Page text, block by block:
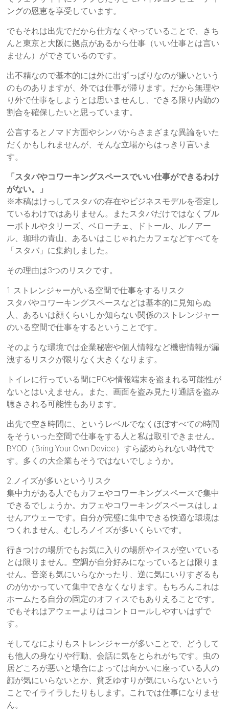
ングの恩恵を享受しています。
でもそれは出先でだから仕方なくやっていることで、きち
んと東京と大阪に拠点があるから仕事（いい仕事とは言い
ません）ができているのです。
出不精なので基本的には外に出ずっぱりなのが嫌いという
のものありますが、外では仕事が滞ります。だから無理や
り外で仕事をしようとは思いませんし、できる限り内勤の
割合を確保したいと思っています。
公言するとノマド方面やシンパからさまざまな異論をいた
だくかもしれませんが、そんな立場からはっきり言いま
す。
「スタバやコワーキングスペースでいい仕事ができるわけ
がない。」
※本稿はけっしてスタバの存在やビジネスモデルを否定し
ているわけではありません。またスタバだけではなくブル
ーボトルやタリーズ、ベローチェ、ドトール、ルノアー
ル、珈琲の青山、あるいはこじゃれたカフェなどすべてを
「スタバ」に集約しました。
その理由は3つのリスクです。
1.ストレンジャーがいる空間で仕事をするリスク
スタバやコワーキングスペースなどは基本的に見知らぬ
人、あるいは顔くらいしか知らない関係のストレンジャー
のいる空間で仕事をするということです。
そのような環境では企業秘密や個人情報など機密情報が漏
洩するリスクが限りなく大きくなります。
トイレに行っている間にPCや情報端末を盗まれる可能性が
ないとはいえません。また、画面を盗み見たり通話を盗み
聴きされる可能性もあります。
出先で空き時間に、というレベルでなくほぼすべての時間
をそういった空間で仕事をする人と私は取引できません。
BYOD（Bring Your Own Device）すら認められない時代で
す。多くの大企業もそうではないでしょうか。
2.ノイズが多いというリスク
集中力がある人でもカフェやコワーキングスペースで集中
できるでしょうか。カフェやコワーキングスペースはしょ
せんアウェーです。自分が完璧に集中できる快適な環境は
つくれません。むしろノイズが多いくらいです。
行きつけの場所でもお気に入りの場所やイスが空いている
とは限りません。空調が自分好みになっているとは限りま
せん。音楽も気にいらなかったり、逆に気にいりすぎるも
のがかかっていて集中できなくなります。もちろんこれは
ホームたる自分の固定のオフィスでもありえることです。
でもそれはアウェーよりはコントロールしやすいはずで
す。
そしてなによりもストレンジャーが多いことで、どうして
も他人の身なりや行動、会話に気をとられがちです。虫の
居どころが悪いと場合によっては向かいに座っている人の
顔が気にいらないとか、貧乏ゆすりが気にいらないという
ことでイライラしたりもします。これでは仕事になりませ
ん。